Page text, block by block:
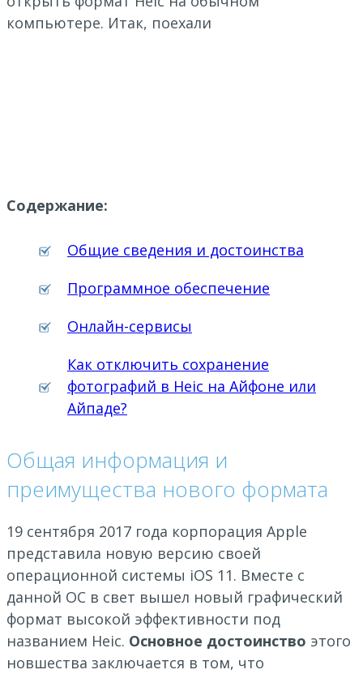
компьютере. Итак, поехали
Содержание:
Общие сведения и достоинства
Программное обеспечение
Онлайн-сервисы
Как отключить сохранение
фотографий в Heic на Айфоне или
Айпаде?
Общая информация и
преимущества нового формата
19 сентября 2017 года корпорация Apple
представила новую версию своей
операционной системы iOS 11. Вместе с
данной ОС в свет вышел новый графический
формат высокой эффективности под
названием Heic. Основное достоинство этого
новшества заключается в том, что